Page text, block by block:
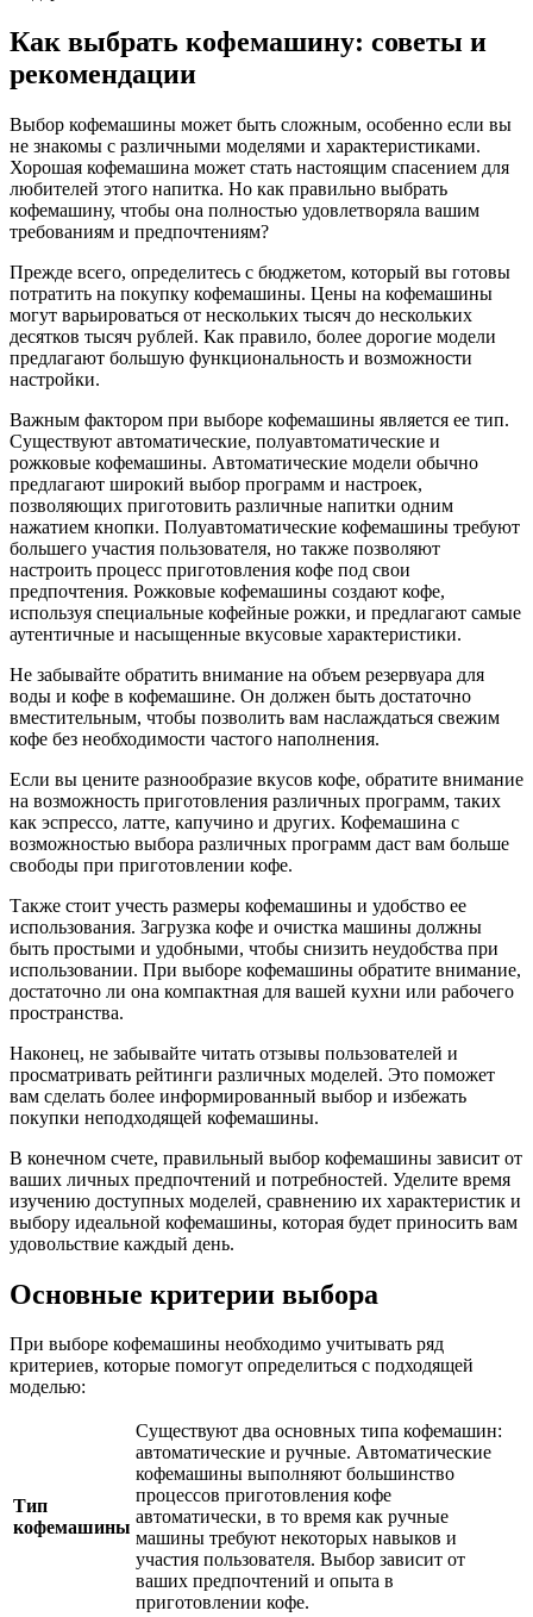
Как выбрать кофемашину: советы и
рекомендации
Выбор кофемашины может быть сложным, особенно если вы
не знакомы с различными моделями и характеристиками.
Хорошая кофемашина может стать настоящим спасением для
любителей этого напитка. Но как правильно выбрать
кофемашину, чтобы она полностью удовлетворяла вашим
требованиям и предпочтениям?
Прежде всего, определитесь с бюджетом, который вы готовы
потратить на покупку кофемашины. Цены на кофемашины
могут варьироваться от нескольких тысяч до нескольких
десятков тысяч рублей. Как правило, более дорогие модели
предлагают большую функциональность и возможности
настройки.
Важным фактором при выборе кофемашины является ее тип.
Существуют автоматические, полуавтоматические и
рожковые кофемашины. Автоматические модели обычно
предлагают широкий выбор программ и настроек,
позволяющих приготовить различные напитки одним
нажатием кнопки. Полуавтоматические кофемашины требуют
большего участия пользователя, но также позволяют
настроить процесс приготовления кофе под свои
предпочтения. Рожковые кофемашины создают кофе,
используя специальные кофейные рожки, и предлагают самые
аутентичные и насыщенные вкусовые характеристики.
Не забывайте обратить внимание на объем резервуара для
воды и кофе в кофемашине. Он должен быть достаточно
вместительным, чтобы позволить вам наслаждаться свежим
кофе без необходимости частого наполнения.
Если вы цените разнообразие вкусов кофе, обратите внимание
на возможность приготовления различных программ, таких
как эспрессо, латте, капучино и других. Кофемашина с
возможностью выбора различных программ даст вам больше
свободы при приготовлении кофе.
Также стоит учесть размеры кофемашины и удобство ее
использования. Загрузка кофе и очистка машины должны
быть простыми и удобными, чтобы снизить неудобства при
использовании. При выборе кофемашины обратите внимание,
достаточно ли она компактная для вашей кухни или рабочего
пространства.
Наконец, не забывайте читать отзывы пользователей и
просматривать рейтинги различных моделей. Это поможет
вам сделать более информированный выбор и избежать
покупки неподходящей кофемашины.
В конечном счете, правильный выбор кофемашины зависит от
ваших личных предпочтений и потребностей. Уделите время
изучению доступных моделей, сравнению их характеристик и
выбору идеальной кофемашины, которая будет приносить вам
удовольствие каждый день.
Основные критерии выбора
При выборе кофемашины необходимо учитывать ряд
критериев, которые помогут определиться с подходящей
моделью:
Тип
кофемашины
Существуют два основных типа кофемашин:
автоматические и ручные. Автоматические
кофемашины выполняют большинство
процессов приготовления кофе
автоматически, в то время как ручные
машины требуют некоторых навыков и
участия пользователя. Выбор зависит от
ваших предпочтений и опыта в
приготовлении кофе.